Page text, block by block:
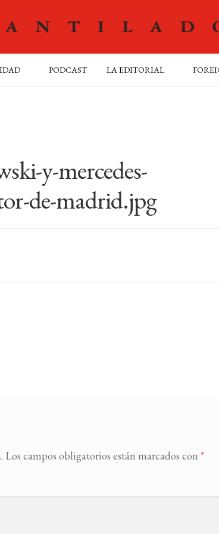
PODCAST LA EDITORIAL
y-mercedes-
de-madrid.jpg
Los campos obligatorios están marcados con *